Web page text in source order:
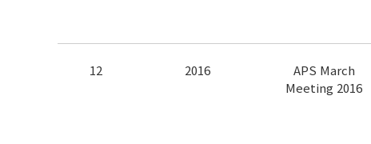
12 2016
APS March
Meeting 2016